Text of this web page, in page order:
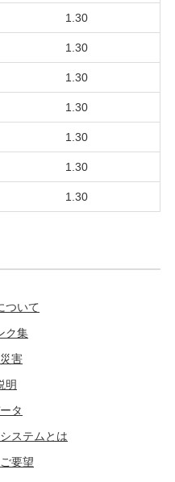
1.30
1.30
1.30
1.30
1.30
1.30
1.30
ついて
ク集
害
明
タ
ステムとは
要望